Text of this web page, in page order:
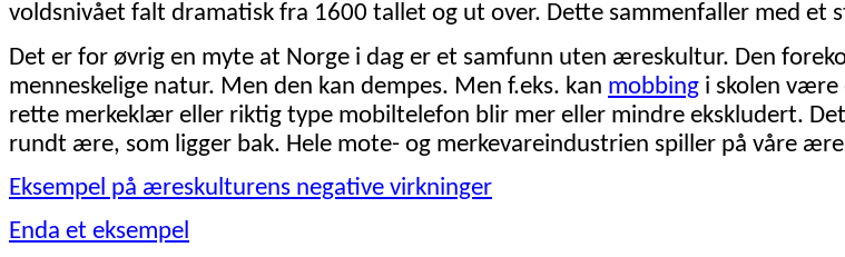
voldsnivået falt dramatisk fra 1600 tallet og ut over. Dette sammenfaller med et
Det er for øvrig en myte at Norge i dag er et samfunn uten æreskultur. Den
menneskelige natur. Men den kan dempes. Men f.eks. kan mobbing i skolen
rette merkeklær eller riktig type mobiltelefon blir mer eller mindre ekskludert.
rundt ære, som ligger bak. Hele mote- og merkevareindustrien spiller på våre
Eksempel på æreskulturens negative virkninger
Enda et eksempel